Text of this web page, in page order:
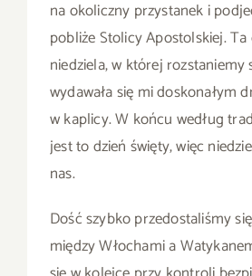
na okoliczny przystanek i
pobliże Stolicy Apostolskiej.
niedziela, w której rozstaniemy
wydawała się mi doskonałym
w kaplicy. W końcu według
jest to dzień święty, więc
nas.
Dość szybko przedostaliśmy
między Włochami a